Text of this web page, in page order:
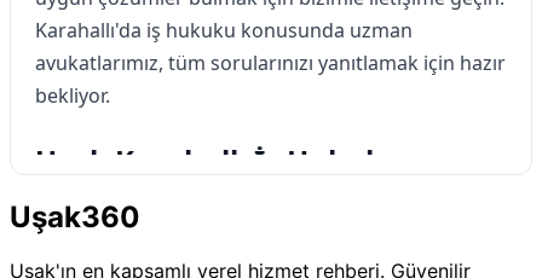
Karahallı'da iş hukuku konusunda uzman
avukatlarımız, tüm sorularınızı yanıtlamak için hazır
bekliyor.
Uşak Karahallı İş Hukuku
Avukatı Danışma Hizmetleri
Uşak Karahallı İş Hukuku Avukatı Danışma, iş
Uşak360
Uşak'ın en kapsamlı yerel hizmet rehberi. Güvenilir